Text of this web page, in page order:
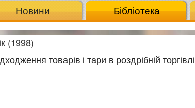
Новини Бібліотека
(1998)
товарів і тари в роздрібній торгівлі